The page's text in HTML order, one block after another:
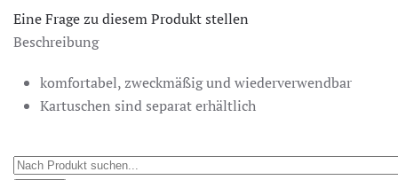
Eine Frage zu diesem Produkt stellen
Beschreibung
komfortabel, zweckmäßig und wiederverwendbar
Kartuschen sind separat erhältlich